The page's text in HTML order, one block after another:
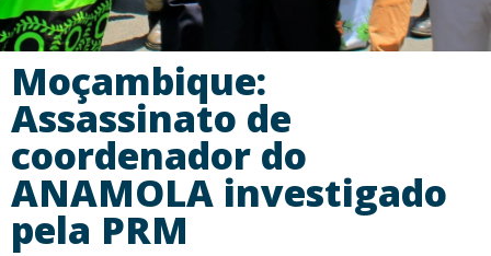
Moçambique:
Assassinato de
coordenador do
ANAMOLA investigado
pela PRM